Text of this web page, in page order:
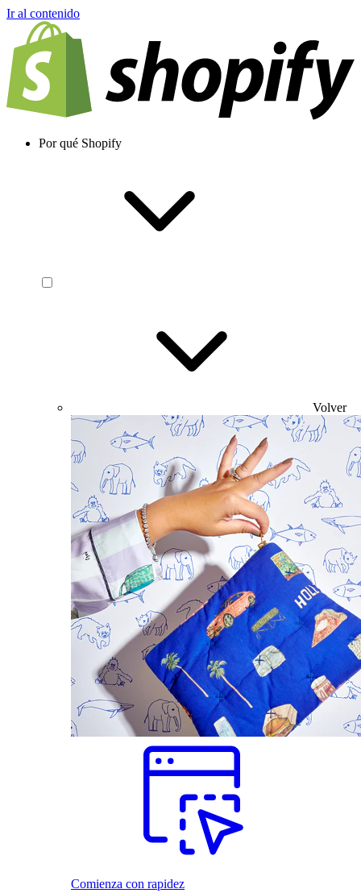
Ir al contenido
Por qué Shopify
Volver
Comienza con rapidez